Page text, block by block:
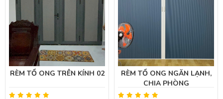
RÈM TỔ ONG TRÊN KÍNH 02
RÈM TỔ ONG NGĂN LẠNH,
CHIA PHÒNG